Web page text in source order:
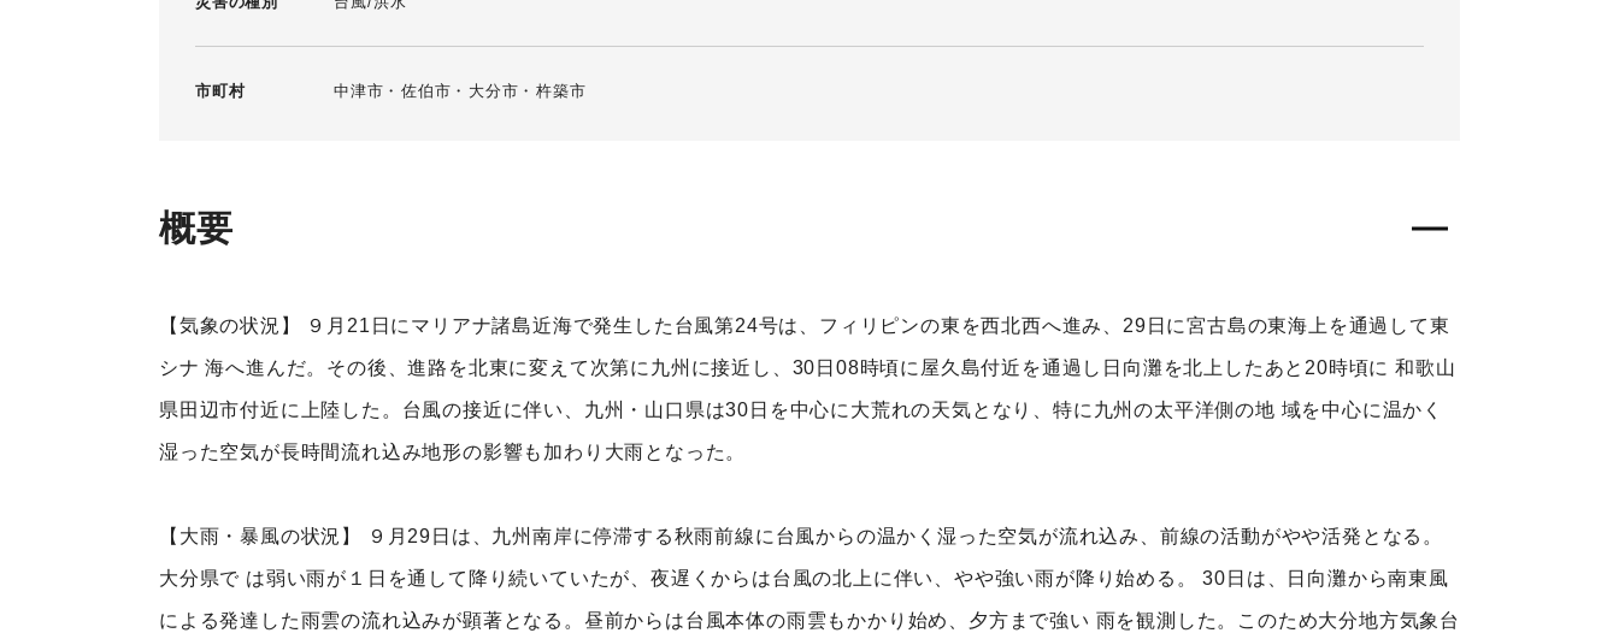
市町村 中津市 佐伯市 大分市 杵築市
概要
【気象の状況】 ９月21日にマリアナ諸島近海で発生した台風第24号は、フィリピンの東を西北西へ進み、29日に宮古島の東海上を通過して東
シナ 海へ進んだ。その後、進路を北東に変えて次第に九州に接近し、30日08時頃に屋久島付近を通過し日向灘を北上したあと20時頃に 和歌山
県田辺市付近に上陸した。台風の接近に伴い、九州・山口県は30日を中心に大荒れの天気となり、特に九州の太平洋側の地 域を中心に温かく
湿った空気が長時間流れ込み地形の影響も加わり大雨となった。
【大雨・暴風の状況】 ９月29日は、九州南岸に停滞する秋雨前線に台風からの温かく湿った空気が流れ込み、前線の活動がやや活発となる。
大分県で は弱い雨が１日を通して降り続いていたが、夜遅くからは台風の北上に伴い、やや強い雨が降り始める。 30日は、日向灘から南東風
による発達した雨雲の流れ込みが顕著となる。昼前からは台風本体の雨雲もかかり始め、夕方まで強い 雨を観測した。このため大分地方気象台